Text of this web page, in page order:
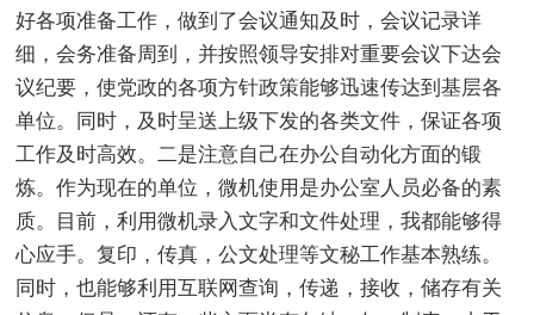
好各项准备工作，做到了会议通知及时，会议记录详
细，会务准备周到，并按照领导安排对重要会议下达会
议纪要，使党政的各项方针政策能够迅速传达到基层各
单位。同时，及时呈送上级下发的各类文件，保证各项
工作及时高效。二是注意自己在办公自动化方面的锻
炼。作为现在的单位，微机使用是办公室人员必备的素
质。目前，利用微机录入文字和文件处理，我都能够得
心应手。复印，传真，公文处理等文秘工作基本熟练。
同时，也能够利用互联网查询，传递，接收，储存有关